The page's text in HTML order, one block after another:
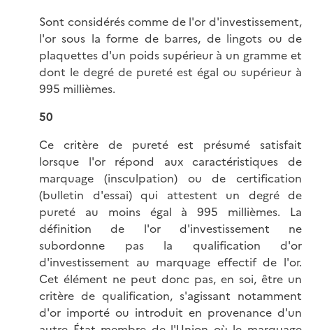
Sont considérés comme de l'or d'investissement,
l'or sous la forme de barres, de lingots ou de
plaquettes d'un poids supérieur à un gramme et
dont le degré de pureté est égal ou supérieur à
995 millièmes.
50
Ce critère de pureté est présumé satisfait
lorsque l'or répond aux caractéristiques de
marquage (insculpation) ou de certification
(bulletin d'essai) qui attestent un degré de
pureté au moins égal à 995 millièmes. La
définition de l'or d'investissement ne
subordonne pas la qualification d'or
d'investissement au marquage effectif de l'or.
Cet élément ne peut donc pas, en soi, être un
critère de qualification, s'agissant notamment
d'or importé ou introduit en provenance d'un